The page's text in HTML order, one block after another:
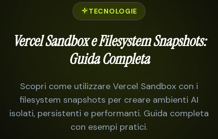
/RO
TECNOLOGIE
Vercel Sandbox e Filesystem Snapshots:
Guida Completa
Scopri come utilizzare Vercel Sandbox con i
filesystem snapshots per creare ambienti AI
isolati, persistenti e performanti. Guida completa
con esempi pratici.